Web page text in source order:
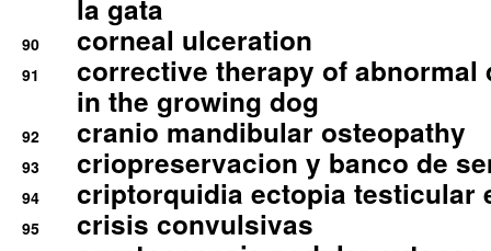
la gata
90 corneal ulceration
91
corrective therapy of abnormal
in the growing dog
92 cranio mandibular osteopathy
93 criopreservacion y banco de
94 criptorquidia ectopia testicular
95 crisis convulsivas